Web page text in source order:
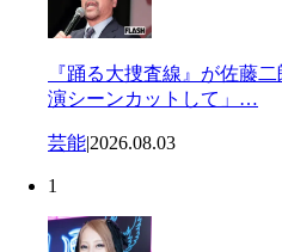
『踊る大捜査線』が佐藤
演シーンカットして」…
芸能|2026.08.03
1